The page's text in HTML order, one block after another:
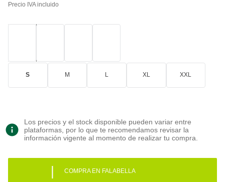
Precio IVA incluido
S M L XL XXL
Los precios y el stock disponible pueden variar entre
plataformas, por lo que te recomendamos revisar la
información vigente al momento de realizar tu compra.
| COMPRA EN FALABELLA